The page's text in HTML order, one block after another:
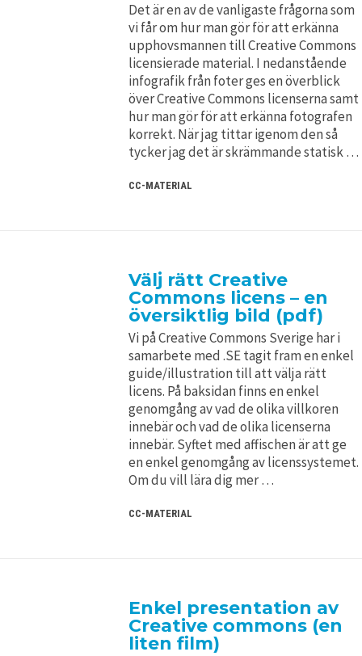
Det är en av de vanligaste frågorna som
vi får om hur man gör för att erkänna
upphovsmannen till Creative Commons
licensierade material. I nedanstående
infografik från foter ges en överblick
över Creative Commons licenserna samt
hur man gör för att erkänna fotografen
korrekt. När jag tittar igenom den så
tycker jag det är skrämmande statisk …
CC-MATERIAL
Välj rätt Creative
Commons licens – en
översiktlig bild (pdf)
Vi på Creative Commons Sverige har i
samarbete med .SE tagit fram en enkel
guide/illustration till att välja rätt
licens. På baksidan finns en enkel
genomgång av vad de olika villkoren
innebär och vad de olika licenserna
innebär. Syftet med affischen är att ge
en enkel genomgång av licenssystemet.
Om du vill lära dig mer …
CC-MATERIAL
Enkel presentation av
Creative commons (en
liten film)